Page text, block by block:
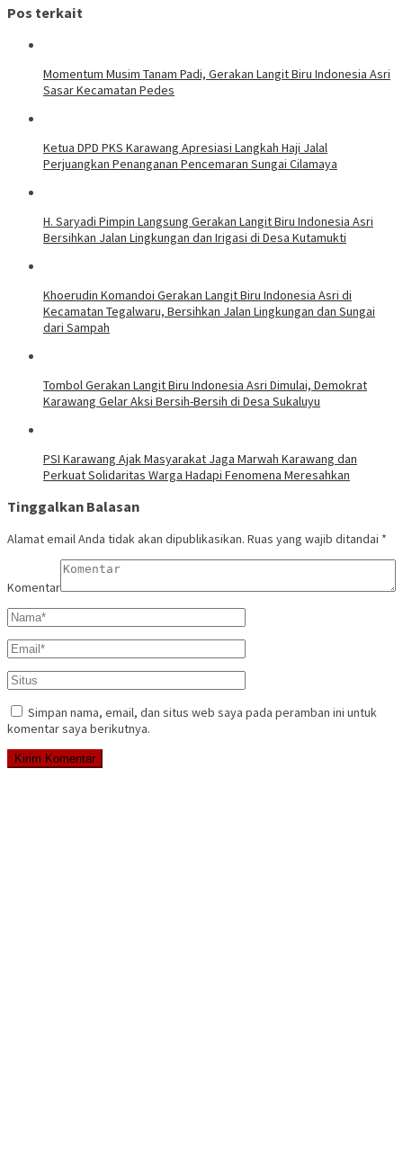
Pos terkait
Momentum Musim Tanam Padi, Gerakan Langit Biru Indonesia Asri
Sasar Kecamatan Pedes
Ketua DPD PKS Karawang Apresiasi Langkah Haji Jalal
Perjuangkan Penanganan Pencemaran Sungai Cilamaya
H. Saryadi Pimpin Langsung Gerakan Langit Biru Indonesia Asri
Bersihkan Jalan Lingkungan dan Irigasi di Desa Kutamukti
Khoerudin Komandoi Gerakan Langit Biru Indonesia Asri di
Kecamatan Tegalwaru, Bersihkan Jalan Lingkungan dan Sungai
dari Sampah
Tombol Gerakan Langit Biru Indonesia Asri Dimulai, Demokrat
Karawang Gelar Aksi Bersih-Bersih di Desa Sukaluyu
PSI Karawang Ajak Masyarakat Jaga Marwah Karawang dan
Perkuat Solidaritas Warga Hadapi Fenomena Meresahkan
Tinggalkan Balasan
Alamat email Anda tidak akan dipublikasikan. Ruas yang wajib ditandai *
Komentar
Simpan nama, email, dan situs web saya pada peramban ini untuk
komentar saya berikutnya.